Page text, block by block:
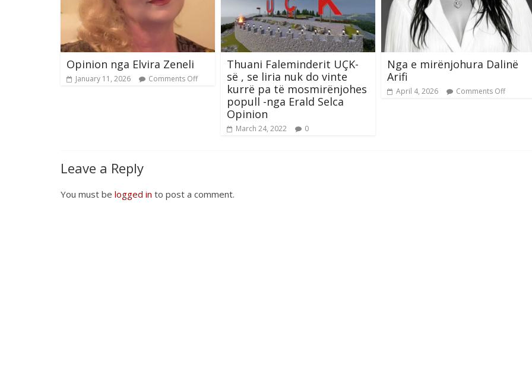
Opinion nga Elvira Zeneli
January 11, 2026 Comments Off
Thuani Faleminderit UÇK-
së , se liria nuk do vinte
kurrë pa të mosmirënjohes
popull -nga Erald Selca
Opinion
March 24, 2022 0
Nga e mirënjohura Dalinë
Arifi
April 4, 2026 Comments Off
Leave a Reply
You must be logged in to post a comment.